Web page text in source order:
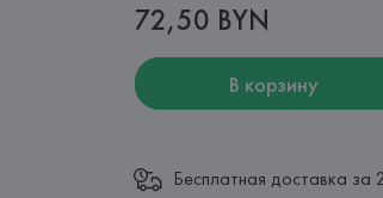
72,50 BYN
В корзину
Бесплатная доставка за